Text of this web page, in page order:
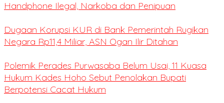
Handphone Ilegal, Narkoba dan Penipuan
Dugaan Korupsi KUR di Bank Pemerintah Rugikan
Negara Rp11,4 Miliar, ASN Ogan Ilir Ditahan
Polemik Perades Purwasaba Belum Usai, 11 Kuasa
Hukum Kades Hoho Sebut Penolakan Bupati
Berpotensi Cacat Hukum